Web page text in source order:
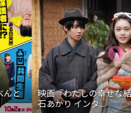
映画『わたしの幸せな結婚』髙
石あかり インタ...